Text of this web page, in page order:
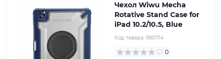
Чехол Wiwu Mecha
Rotative Stand Case for
iPad 10.2/10.5, Blue
Код товара: 990714
0